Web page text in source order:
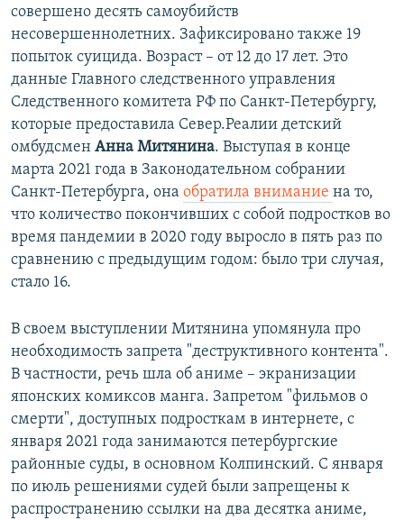
совершено десять самоубийств
несовершеннолетних. Зафиксировано также 19
попыток суицида. Возраст – от 12 до 17 лет. Это
данные Главного следственного управления
Следственного комитета РФ по Санкт-Петербургу,
которые предоставила Север.Реалии детский
омбудсмен Анна Митянина. Выступая в конце
марта 2021 года в Законодательном собрании
Санкт-Петербурга, она обратила внимание на то,
что количество покончивших с собой подростков во
время пандемии в 2020 году выросло в пять раз по
сравнению с предыдущим годом: было три случая,
стало 16.
В своем выступлении Митянина упомянула про
необходимость запрета "деструктивного контента".
В частности, речь шла об аниме – экранизации
японских комиксов манга. Запретом "фильмов о
смерти", доступных подросткам в интернете, с
января 2021 года занимаются петербургские
районные суды, в основном Колпинский. С января
по июль решениями судей были запрещены к
распространению ссылки на два десятка аниме,